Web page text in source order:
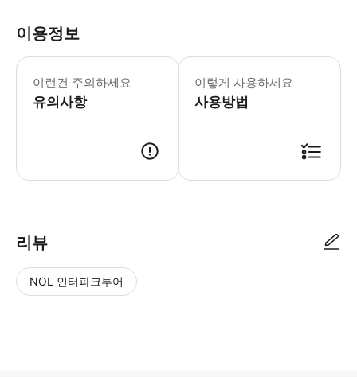
이용정보
이런건 주의하세요
유의사항
본 투어는 날씨에 관계 없이 진행됩니
이렇게 사용하세요
사용방법
리뷰
NOL 인터파크투어